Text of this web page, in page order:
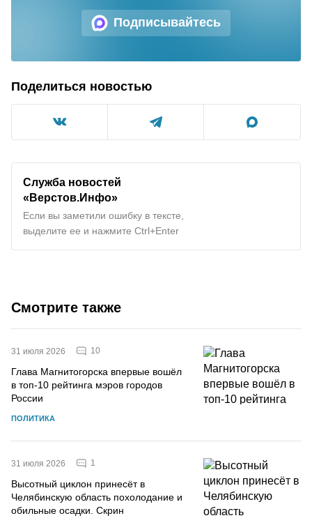
Подписывайтесь
Поделиться новостью
Служба новостей
«Верстов.Инфо»
Если вы заметили ошибку в тексте,
выделите ее и нажмите Ctrl+Enter
Смотрите также
31 июля 2026 10
Глава Магнитогорска впервые вошёл
в топ-10 рейтинга мэров городов
России
ПОЛИТИКА
31 июля 2026 1
Высотный циклон принесёт в
Челябинскую область похолодание и
обильные осадки. Скрин